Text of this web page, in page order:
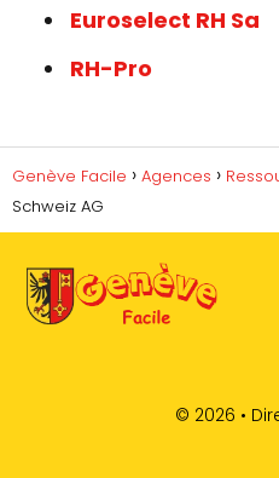
Euroselect RH Sa
RH-Pro
Genève Facile Agences
Schweiz AG
© 2026 •